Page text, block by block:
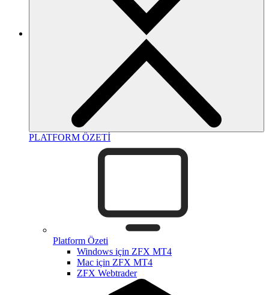
PLATFORM ÖZETİ
Platform Özeti
Windows için ZFX MT4
Mac için ZFX MT4
ZFX Webtrader